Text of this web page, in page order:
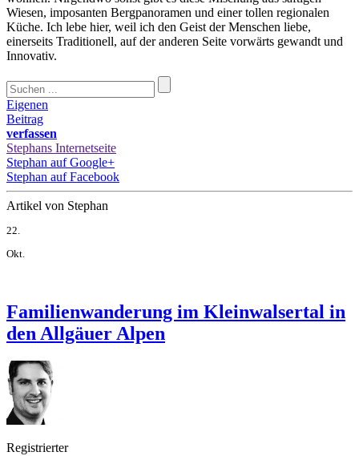
Wiesen, imposanten Bergpanoramen und einer tollen regionalen
Küche. Ich lebe hier, weil ich den Geist der Menschen liebe,
einerseits Traditionell, auf der anderen Seite vorwärts gewandt und
Innovativ.
Eigenen
Beitrag
verfassen
Stephans Internetseite
Stephan auf Google+
Stephan auf Facebook
Artikel von Stephan
22.
Okt.
Familienwanderung im Kleinwalsertal in
den Allgäuer Alpen
Registrierter